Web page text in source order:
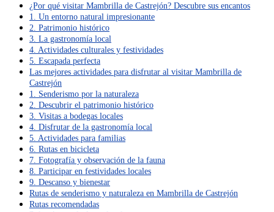
¿Por qué visitar Mambrilla de Castrejón? Descubre sus encantos
1. Un entorno natural impresionante
2. Patrimonio histórico
3. La gastronomía local
4. Actividades culturales y festividades
5. Escapada perfecta
Las mejores actividades para disfrutar al visitar Mambrilla de
Castrejón
1. Senderismo por la naturaleza
2. Descubrir el patrimonio histórico
3. Visitas a bodegas locales
4. Disfrutar de la gastronomía local
5. Actividades para familias
6. Rutas en bicicleta
7. Fotografía y observación de la fauna
8. Participar en festividades locales
9. Descanso y bienestar
Rutas de senderismo y naturaleza en Mambrilla de Castrejón
Rutas recomendadas